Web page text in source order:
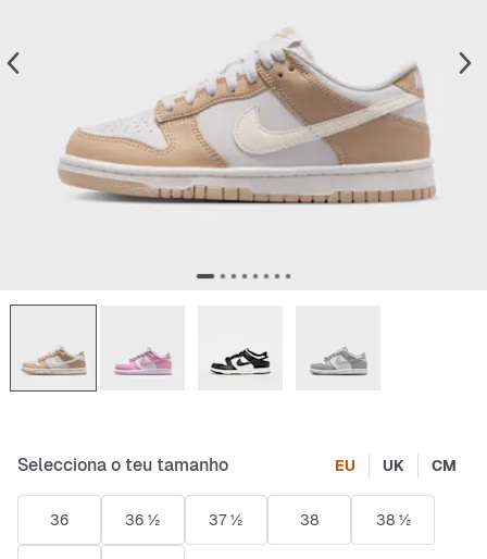
Selecciona o teu tamanho EU UK CM
36 36 ½ 37 ½ 38 38 ½